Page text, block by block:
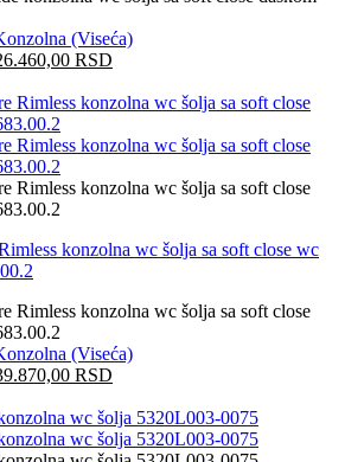
(Viseća)
RSD
konzolna wc šolja sa soft close wc
(Viseća)
RSD